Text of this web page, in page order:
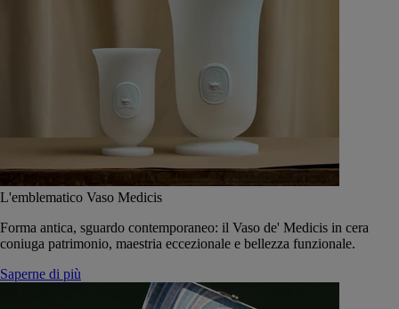
L'emblematico Vaso Medicis
Forma antica, sguardo contemporaneo: il Vaso de' Medicis in cera
coniuga patrimonio, maestria eccezionale e bellezza funzionale.
Saperne di più